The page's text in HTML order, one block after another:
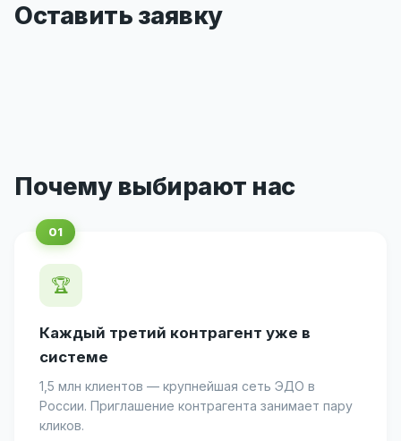
Оставить заявку
Почему выбирают нас
🏆
Каждый третий контрагент уже в
системе
1,5 млн клиентов — крупнейшая сеть ЭДО в
России. Приглашение контрагента занимает пару
кликов.